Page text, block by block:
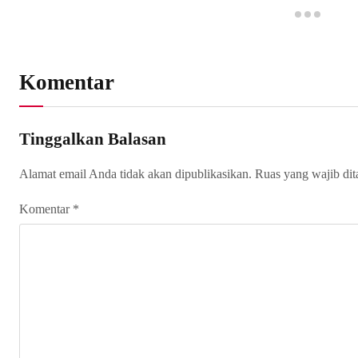
Komentar
Tinggalkan Balasan
Alamat email Anda tidak akan dipublikasikan. Ruas yang wajib
Komentar *